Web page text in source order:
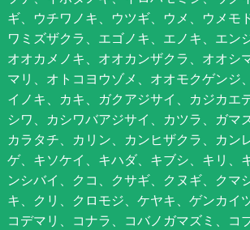
ギ、ウチワノキ、ウツギ、ウメ、ウメモ
ワミズザクラ、エゴノキ、エノキ、エン
オオカメノキ、オオカンザクラ、オオシ
マリ、オトコヨウゾメ、オオモクゲンジ
イノキ、カキ、ガクアジサイ、カジカエ
シワ、カシワバアジサイ、カツラ、ガマ
カラタチ、カリン、カンヒザクラ、カン
ゲ、キソケイ、キハダ、キブシ、キリ、
ンシバイ、クコ、クサギ、クヌギ、クマ
キ、クリ、クロモジ、ケヤキ、ゲンカイ
コデマリ、コナラ、コバノガマズミ、コ